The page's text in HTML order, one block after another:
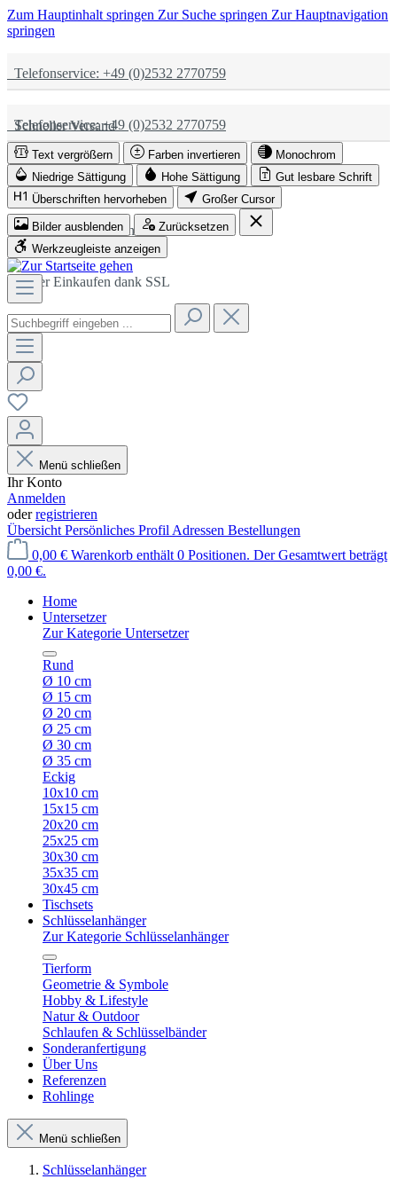
Zum Hauptinhalt springen Zur Suche springen Zur Hauptnavigation
springen
Telefonservice: +49 (0)2532 2770759
Schneller Versand
Partnerschaftlich
Sicher Einkaufen dank SSL
Telefonservice: +49 (0)2532 2770759
Schneller Versand
Partnerschaftlich
Sicher Einkaufen dank SSL
Text vergrößern Farben invertieren
Monochrom
Niedrige Sättigung
Hohe Sättigung
Gut lesbare Schrift
Überschriften hervorheben
Großer Cursor
Bilder ausblenden
Zurücksetzen
Werkzeugleiste anzeigen
Menü schließen
Ihr Konto
Anmelden
oderregistrieren
Übersicht Persönliches Profil Adressen Bestellungen
0,00 € Warenkorb enthält 0 Positionen. Der Gesamtwert beträgt
0,00 €.
Home
Untersetzer
Zur Kategorie Untersetzer
Rund
Ø 10 cm
Ø 15 cm
Ø 20 cm
Ø 25 cm
Ø 30 cm
Ø 35 cm
Eckig
10x10 cm
15x15 cm
20x20 cm
25x25 cm
30x30 cm
35x35 cm
30x45 cm
Tischsets
Schlüsselanhänger
Zur Kategorie Schlüsselanhänger
Tierform
Geometrie & Symbole
Hobby & Lifestyle
Natur & Outdoor
Schlaufen & Schlüsselbänder
Sonderanfertigung
Über Uns
Referenzen
Rohlinge
Menü schließen
Schlüsselanhänger